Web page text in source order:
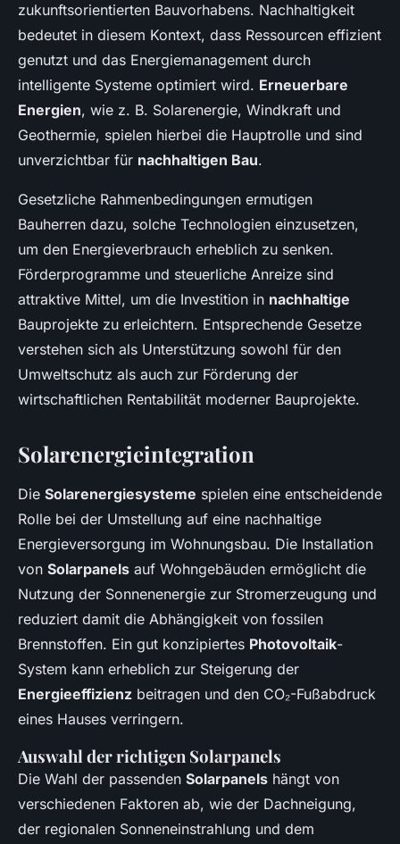
zukunftsorientierten Bauvorhabens. Nachhaltigkeit
bedeutet in diesem Kontext, dass Ressourcen effizient
genutzt und das Energiemanagement durch
intelligente Systeme optimiert wird. Erneuerbare
Energien, wie z. B. Solarenergie, Windkraft und
Geothermie, spielen hierbei die Hauptrolle und sind
unverzichtbar für nachhaltigen Bau.
Gesetzliche Rahmenbedingungen ermutigen
Bauherren dazu, solche Technologien einzusetzen,
um den Energieverbrauch erheblich zu senken.
Förderprogramme und steuerliche Anreize sind
attraktive Mittel, um die Investition in nachhaltige
Bauprojekte zu erleichtern. Entsprechende Gesetze
verstehen sich als Unterstützung sowohl für den
Umweltschutz als auch zur Förderung der
wirtschaftlichen Rentabilität moderner Bauprojekte.
Solarenergieintegration
Die Solarenergiesysteme spielen eine entscheidende
Rolle bei der Umstellung auf eine nachhaltige
Energieversorgung im Wohnungsbau. Die Installation
von Solarpanels auf Wohngebäuden ermöglicht die
Nutzung der Sonnenenergie zur Stromerzeugung und
reduziert damit die Abhängigkeit von fossilen
Brennstoffen. Ein gut konzipiertes Photovoltaik-
System kann erheblich zur Steigerung der
Energieeffizienz beitragen und den CO₂-Fußabdruck
eines Hauses verringern.
Auswahl der richtigen Solarpanels
Die Wahl der passenden Solarpanels hängt von
verschiedenen Faktoren ab, wie der Dachneigung,
der regionalen Sonneneinstrahlung und dem